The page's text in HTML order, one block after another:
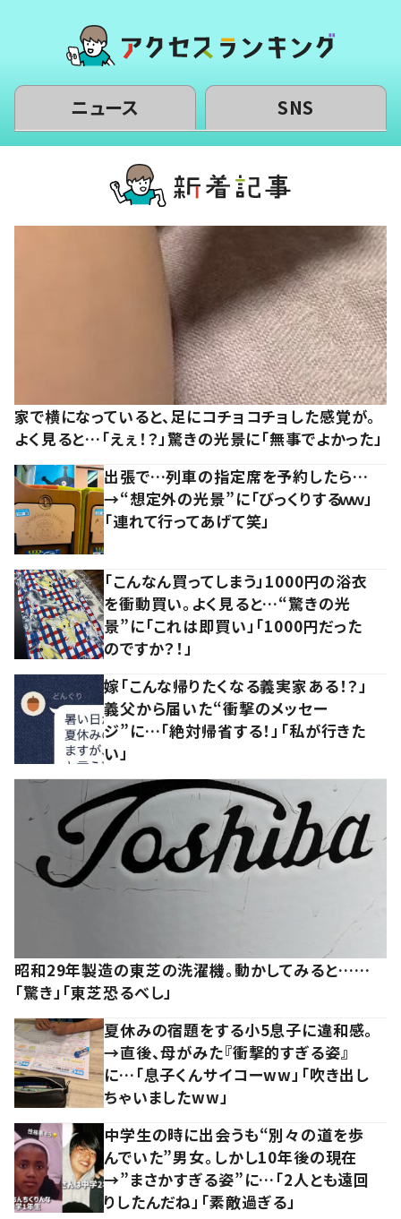
ニュース SNS
家で横になっていると、足にコチョコチョした感覚が。
よく見ると…「えぇ！？」驚きの光景に「無事でよかった」
出張で…列車の指定席を予約したら…
→“想定外の光景”に「びっくりするｗｗ」
「連れて行ってあげて笑」
「こんなん買ってしまう」1000円の浴衣
を衝動買い。よく見ると…“驚きの光
景”に「これは即買い」「1000円だった
のですか？！」
嫁「こんな帰りたくなる義実家ある！？」
義父から届いた“衝撃のメッセー
ジ”に…「絶対帰省する！」「私が行きた
い」
昭和29年製造の東芝の洗濯機。動かしてみると……
「驚き」「東芝恐るべし」
夏休みの宿題をする小5息子に違和感。
→直後、母がみた『衝撃的すぎる姿』
に…「息子くんサイコーww」「吹き出し
ちゃいましたww」
中学生の時に出会うも“別々の道を歩
んでいた”男女。しかし10年後の現在
→”まさかすぎる姿”に…「2人とも遠回
りしたんだね」「素敵過ぎる」